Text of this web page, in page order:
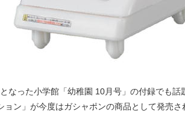
なった小学館「幼稚園 10月号」の付録でも話
ョン」が今度はガシャポンの商品として発売